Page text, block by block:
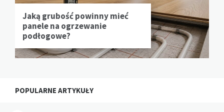
Jaką grubość powinny mieć
panele na ogrzewanie
podłogowe?
POPULARNE ARTYKUŁY